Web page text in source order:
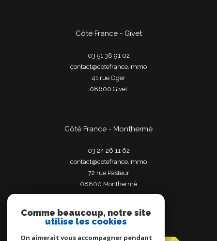
Côté France - Givet
03 51 38 91 02
contact@cotefrance.immo
41 rue Oger
08600
givet
Côté France - Monthermé
03 24 26 11 62
contact@cotefrance.immo
72 rue Pasteur
08800
monthermé
Adhérents
Comme beaucoup, notre site
utilise les cookies
On aimerait vous accompagner pendant